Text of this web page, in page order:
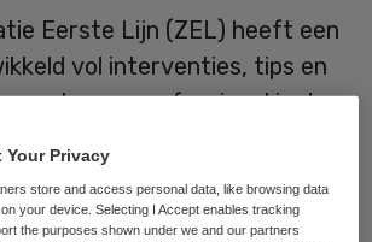
Eerste Lijn (ZEL) heeft een
vol interventies, tips en
om als zorgprofessional in de
kunnen het
Your Privacy
store and access personal data, like browsing data
your device. Selecting I Accept enables tracking
the purposes shown under we and our partners